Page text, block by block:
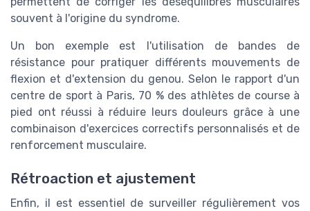
souvent à l'origine du syndrome.
Un bon exemple est l'utilisation de bandes de
résistance pour pratiquer différents mouvements de
flexion et d'extension du genou. Selon le rapport d'un
centre de sport à Paris, 70 % des athlètes de course à
pied ont réussi à réduire leurs douleurs grâce à une
combinaison d'exercices correctifs personnalisés et de
renforcement musculaire.
Rétroaction et ajustement
Enfin, il est essentiel de surveiller régulièrement vos